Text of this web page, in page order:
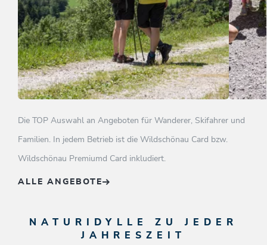
ANGEBOT ANSEHEN
Die TOP Auswahl an Angeboten für Wanderer, Skifahrer und
Familien. In jedem Betrieb ist die Wildschönau Card bzw.
Wildschönau Premiumd Card inkludiert.
ALLE ANGEBOTE
NATURIDYLLE ZU JEDER
JAHRESZEIT